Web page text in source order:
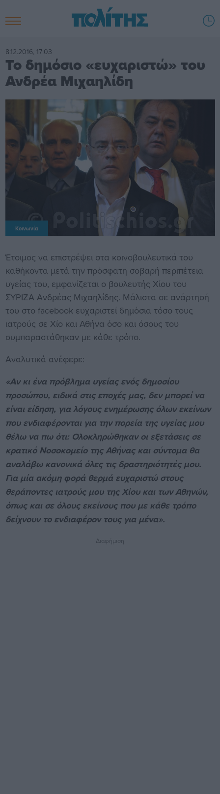
8.12.2016, 17:03
Το δημόσιο «ευχαριστώ» του
Ανδρέα Μιχαηλίδη
Κοινωνία
Έτοιμος να επιστρέψει στα κοινοβουλευτικά του
καθήκοντα μετά την πρόσφατη σοβαρή περιπέτεια
υγείας του, εμφανίζεται ο βουλευτής Χίου του
ΣΥΡΙΖΑ Ανδρέας Μιχαηλίδης. Μάλιστα σε ανάρτησή
του στο facebook ευχαριστεί δημόσια τόσο τους
ιατρούς σε Χίο και Αθήνα όσο και όσους του
συμπαραστάθηκαν με κάθε τρόπο.
Αναλυτικά ανέφερε:
«Αν κι ένα πρόβλημα υγείας ενός δημοσίου
προσώπου, ειδικά στις εποχές μας, δεν μπορεί να
είναι είδηση, για λόγους ενημέρωσης όλων εκείνων
που ενδιαφέρονται για την πορεία της υγείας μου
θέλω να πω ότι: Ολοκληρώθηκαν οι εξετάσεις σε
κρατικό Νοσοκομείο της Αθήνας και σύντομα θα
αναλάβω κανονικά όλες τις δραστηριότητές μου.
Για μία ακόμη φορά θερμά ευχαριστώ στους
θεράποντες ιατρούς μου της Χίου και των Αθηνών,
όπως και σε όλους εκείνους που με κάθε τρόπο
δείχνουν το ενδιαφέρον τους για μένα».
Διαφήμιση